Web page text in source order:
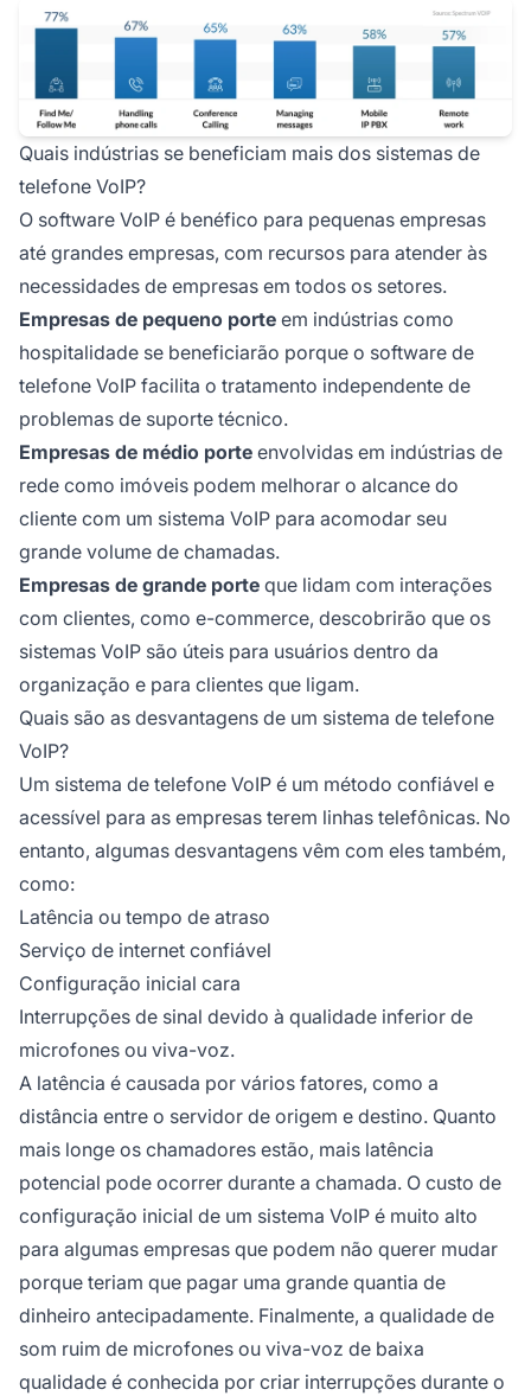
Quais indústrias se beneficiam mais dos sistemas de
telefone VoIP?
O software VoIP é benéfico para pequenas empresas
até grandes empresas, com recursos para atender às
necessidades de empresas em todos os setores.
Empresas de pequeno porte em indústrias como
hospitalidade se beneficiarão porque o software de
telefone VoIP facilita o tratamento independente de
problemas de suporte técnico.
Empresas de médio porte envolvidas em indústrias de
rede como imóveis podem melhorar o alcance do
cliente com um sistema VoIP para acomodar seu
grande volume de chamadas.
Empresas de grande porte que lidam com interações
com clientes, como e-commerce, descobrirão que os
sistemas VoIP são úteis para usuários dentro da
organização e para clientes que ligam.
Quais são as desvantagens de um sistema de telefone
VoIP?
Um sistema de telefone VoIP é um método confiável e
acessível para as empresas terem linhas telefônicas. No
entanto, algumas desvantagens vêm com eles também,
como:
Latência ou tempo de atraso
Serviço de internet confiável
Configuração inicial cara
Interrupções de sinal devido à qualidade inferior de
microfones ou viva-voz.
A latência é causada por vários fatores, como a
distância entre o servidor de origem e destino. Quanto
mais longe os chamadores estão, mais latência
potencial pode ocorrer durante a chamada. O custo de
configuração inicial de um sistema VoIP é muito alto
para algumas empresas que podem não querer mudar
porque teriam que pagar uma grande quantia de
dinheiro antecipadamente. Finalmente, a qualidade de
som ruim de microfones ou viva-voz de baixa
qualidade é conhecida por criar interrupções durante o